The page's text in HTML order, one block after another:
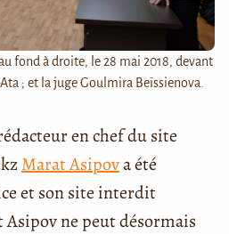
fond à droite, le 28 mai 2018, devant
; et la juge Goulmira Beïssienova.
en chef du site
Marat Asipova été
et son site interdit
ne peut désormais